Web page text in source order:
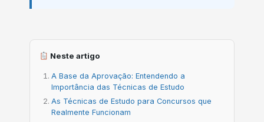
Neste artigo
A Base da Aprovação: Entendendo a
Importância das Técnicas de Estudo
As Técnicas de Estudo para Concursos que
Realmente Funcionam